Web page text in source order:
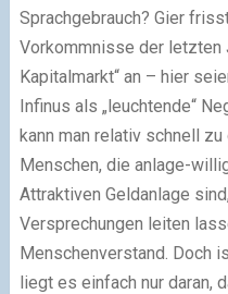
Sprachgebrauch? Gier
Vorkommnisse der letzten
Kapitalmarkt“ an – hier
Infinus als „leuchtende“
kann man relativ schnell
Menschen, die anlage-
Attraktiven Geldanlage
Versprechungen leiten
Menschenverstand. Doch
liegt es einfach nur daran,